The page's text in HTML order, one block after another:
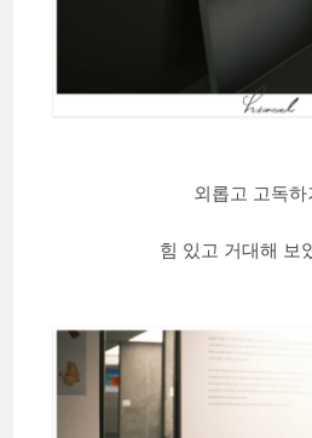
외롭고 고독하
힘 있고 거대해 보